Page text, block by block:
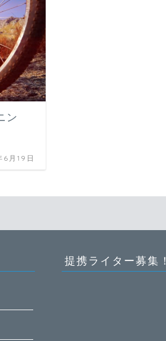
ン
6月19日
提携ライター募集！